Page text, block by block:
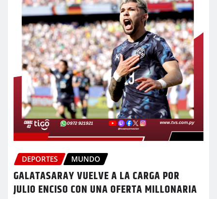
DEPORTES MUNDO
GALATASARAY VUELVE A LA CARGA POR
JULIO ENCISO CON UNA OFERTA MILLONARIA